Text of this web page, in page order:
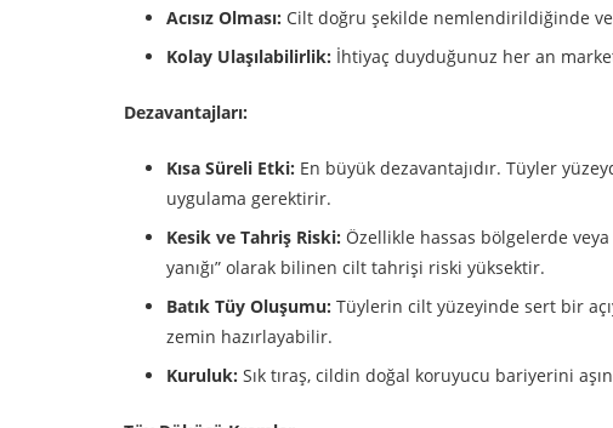
Acısız Olması: Cilt doğru şekilde nemlendirildiğinde
Kolay Ulaşılabilirlik: İhtiyaç duyduğunuz her an
Dezavantajları:
Kısa Süreli Etki: En büyük dezavantajıdır. Tüyler
uygulama gerektirir.
Kesik ve Tahriş Riski: Özellikle hassas bölgelerde
yanığı” olarak bilinen cilt tahrişi riski yüksektir.
Batık Tüy Oluşumu: Tüylerin cilt yüzeyinde sert bir
zemin hazırlayabilir.
Kuruluk: Sık tıraş, cildin doğal koruyucu bariyerini